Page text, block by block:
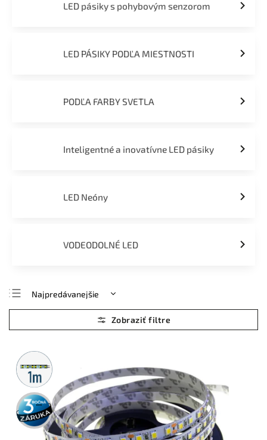
LED pásiky s pohybovým senzorom
LED PÁSIKY PODĽA MIESTNOSTI
PODĽA FARBY SVETLA
Inteligentné a inovatívne LED pásiky
LED Neóny
VODEODOLNÉ LED
Najpredávanejšie
Najlacnejšie
Najdrahšie
Abecedne
Metrážny
predaj
3 roky
záruka